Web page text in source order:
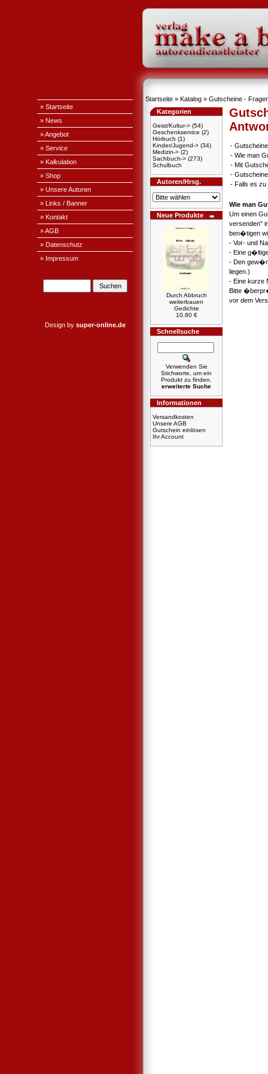
» Startseite
» News
» Angebot
» Service
» Kalkulation
» Shop
» Unsere Autoren
» Links / Banner
» Kontakt
» AGB
» Datenschutz
» Impressum
Design by super-online.de
Startseite » Katalog » Gutscheine -
Kategorien
Geist/Kultur-> (54)
Geschenkservice (2)
Hörbuch (1)
Kinder/Jugend-> (34)
Medizin-> (2)
Sachbuch-> (273)
Schulbuch
Autoren/Hrsg.
Neue Produkte
Durch Abbruch
weiterbauen
Gedichte
10,80 €
Schnellsuche
Verwenden Sie
Stichworte, um ein
Produkt zu finden.
erweiterte Suche
Informationen
Versandkosten
Unsere AGB
Gutschein einlösen
Ihr Account
-
- Wie man
- Mit
-
- Falls es zu
Wie man
Um einen
versenden"
ben�tigen
- Vor- und
- Eine
- Den
liegen.)
- Eine kurze
Bitte
vor dem